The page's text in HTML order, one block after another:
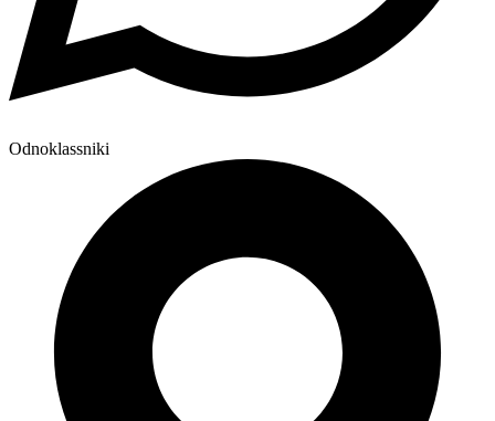
Odnoklassniki